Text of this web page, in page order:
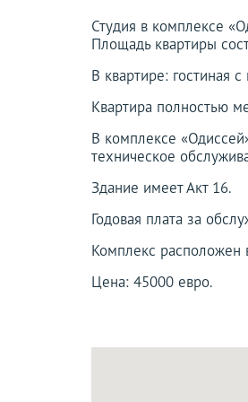
Студия в комплексе
Площадь квартиры
В квартире: гостиная
Квартира полностью
В комплексе
техническое
Здание имеет Акт 16.
Годовая плата за
Комплекс расположен
Цена: 45000 евро.